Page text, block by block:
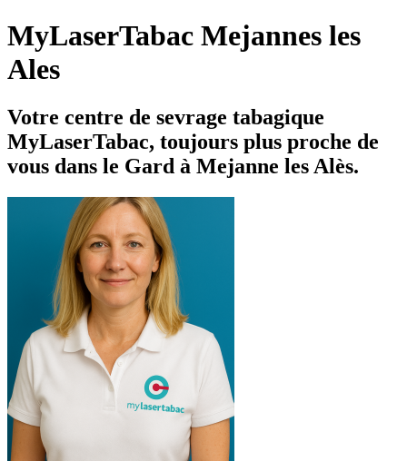
MyLaserTabac Mejannes les
Ales
Votre centre de sevrage tabagique
MyLaserTabac, toujours plus proche de
vous dans le Gard à Mejanne les Alès.